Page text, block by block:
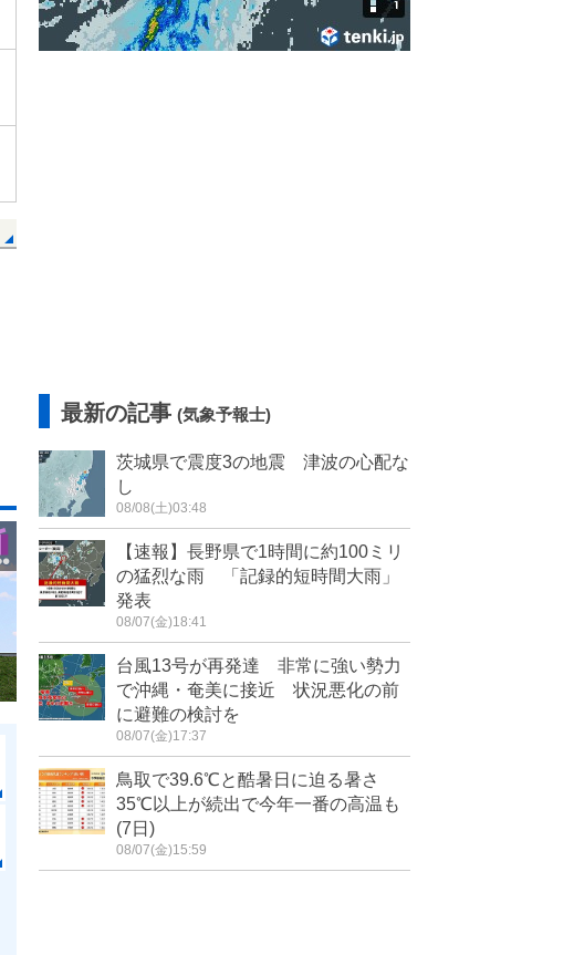
最新の記事 (気象予報士)
茨城県で震度3の地震 津波の心配な
し
08/08(土)03:48
【速報】長野県で1時間に約100ミリ
の猛烈な雨 「記録的短時間大雨」
発表
08/07(金)18:41
台風13号が再発達 非常に強い勢力
で沖縄・奄美に接近 状況悪化の前
に避難の検討を
08/07(金)17:37
鳥取で39.6℃と酷暑日に迫る暑さ
35℃以上が続出で今年一番の高温も
(7日)
08/07(金)15:59